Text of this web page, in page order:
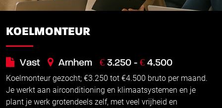
KOELMONTEUR
Vast Arnhem € 3.250 - € 4.500
Koelmonteur gezocht; €3.250 tot €4.500 bruto per maand.
Je werkt aan airconditioning en klimaatsystemen en je
plant je werk grotendeels zelf, met veel vrijheid en